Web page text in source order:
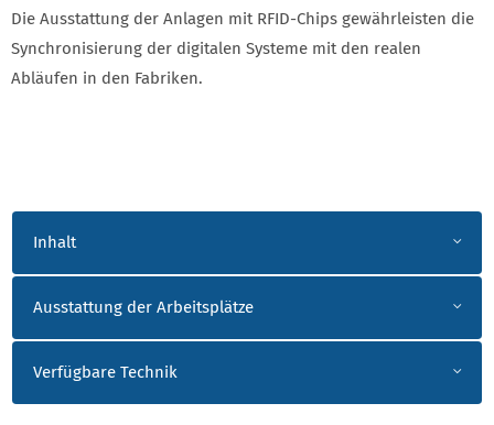
Die Ausstattung der Anlagen mit RFID-Chips gewährleisten die
Synchronisierung der digitalen Systeme mit den realen
Abläufen in den Fabriken.
IK AKKORDEON
Inhalt
Ausstattung der Arbeitsplätze
Verfügbare Technik